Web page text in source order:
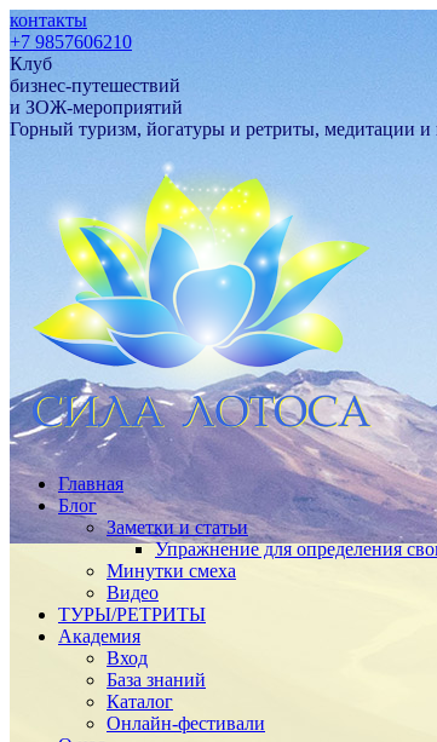
контакты
+7 9857606210
Клуб
бизнес-путешествий
и ЗОЖ-мероприятий
Горный туризм, йогатуры и ретриты, медитации
Главная
Блог
Заметки и статьи
Упражнение для определения
Минутки смеха
Видео
ТУРЫ/РЕТРИТЫ
Академия
Вход
База знаний
Каталог
Онлайн-фестивали